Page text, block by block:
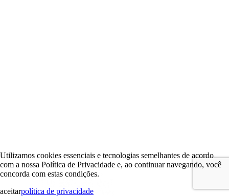
Utilizamos cookies essenciais e tecnologias semelhantes de acordo
com a nossa Política de Privacidade e, ao continuar navegando, você
concorda com estas condições.
aceitarpolítica de privacidade